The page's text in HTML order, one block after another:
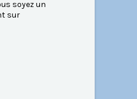
soyez un
sur